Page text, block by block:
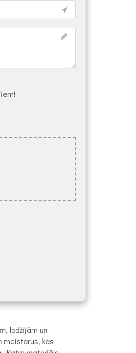
lodžijām un
meistarus, kas